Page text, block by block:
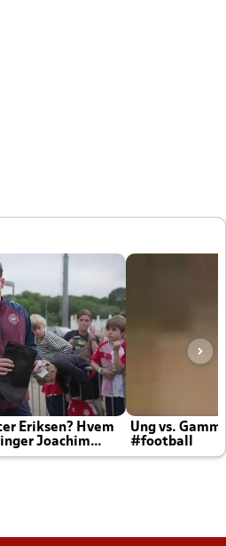
Eriksen? Hvem
Joachim
Ung vs.
#football